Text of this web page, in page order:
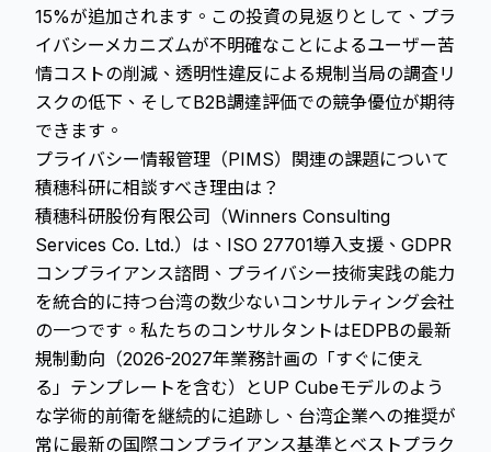
15%が追加されます。この投資の見返りとして、プラ
イバシーメカニズムが不明確なことによるユーザー苦
情コストの削減、透明性違反による規制当局の調査リ
スクの低下、そしてB2B調達評価での競争優位が期待
できます。
プライバシー情報管理（PIMS）関連の課題について
積穗科研に相談すべき理由は？
積穗科研股份有限公司（Winners Consulting
Services Co. Ltd.）は、ISO 27701導入支援、GDPR
コンプライアンス諮問、プライバシー技術実践の能力
を統合的に持つ台湾の数少ないコンサルティング会社
の一つです。私たちのコンサルタントはEDPBの最新
規制動向（2026-2027年業務計画の「すぐに使え
る」テンプレートを含む）とUP Cubeモデルのよう
な学術的前衛を継続的に追跡し、台湾企業への推奨が
常に最新の国際コンプライアンス基準とベストプラク